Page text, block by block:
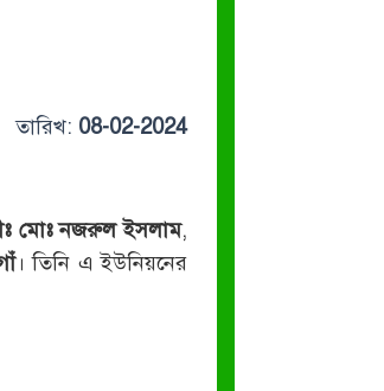
তারিখ: 08-02-2024
মোঃ নজরুল ইসলাম,
। তিনি এ ইউনিয়নের